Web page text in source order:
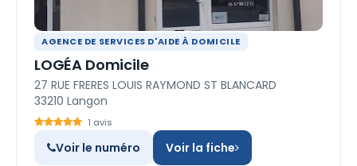
AGENCE DE SERVICES D'AIDE À DOMICILE
LOGÉA Domicile
27 RUE FRERES LOUIS RAYMOND ST BLANCARD
33210 Langon
1 avis
Voir le numéro Voir la fiche